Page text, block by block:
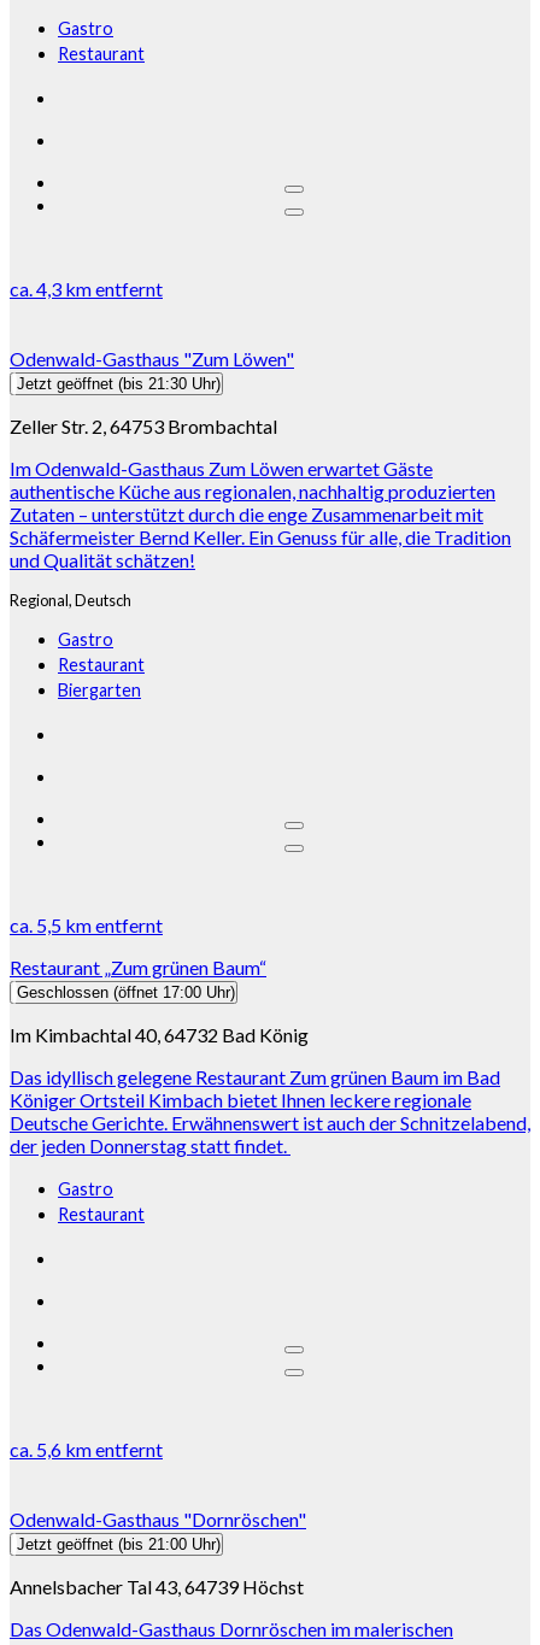
Gastro
Restaurant
ca. 4,3 kmentfernt
Odenwald-Gasthaus "Zum Löwen"
Jetzt geöffnet (bis 21:30 Uhr)
Zeller Str. 2, 64753 Brombachtal
Im Odenwald-Gasthaus Zum Löwen erwartet Gäste
authentische Küche aus regionalen, nachhaltig produzierten
Zutaten – unterstützt durch die enge Zusammenarbeit mit
Schäfermeister Bernd Keller. Ein Genuss für alle, die Tradition
und Qualität schätzen!
Regional,Deutsch
Gastro
Restaurant
Biergarten
ca. 5,5 kmentfernt
Restaurant „Zum grünen Baum“
Geschlossen (öffnet 17:00 Uhr)
Im Kimbachtal 40, 64732 Bad König
Das idyllisch gelegene Restaurant Zum grünen Baum im Bad
Königer Ortsteil Kimbach bietet Ihnen leckere regionale
Deutsche Gerichte. Erwähnenswert ist auch der Schnitzelabend,
der jeden Donnerstag statt findet.
Gastro
Restaurant
ca. 5,6 kmentfernt
Odenwald-Gasthaus "Dornröschen"
Jetzt geöffnet (bis 21:00 Uhr)
Annelsbacher Tal 43, 64739 Höchst
Das Odenwald-Gasthaus Dornröschen im malerischen